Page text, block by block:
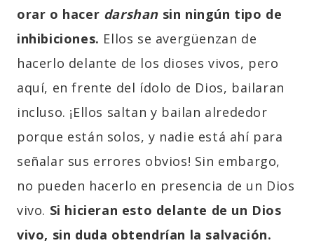
orar o hacer darshan sin ningún tipo de
inhibiciones. Ellos se avergüenzan de
hacerlo delante de los dioses vivos, pero
aquí, en frente del ídolo de Dios, bailaran
incluso. ¡Ellos saltan y bailan alrededor
porque están solos, y nadie está ahí para
señalar sus errores obvios! Sin embargo,
no pueden hacerlo en presencia de un Dios
vivo. Si hicieran esto delante de un Dios
vivo, sin duda obtendrían la salvación.